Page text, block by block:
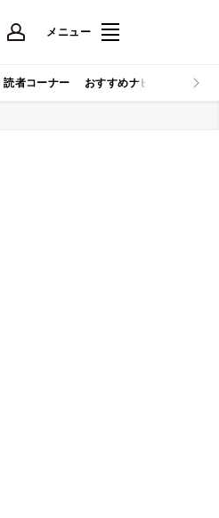
メニュー
読者コーナー おすすめナビ マイナビ